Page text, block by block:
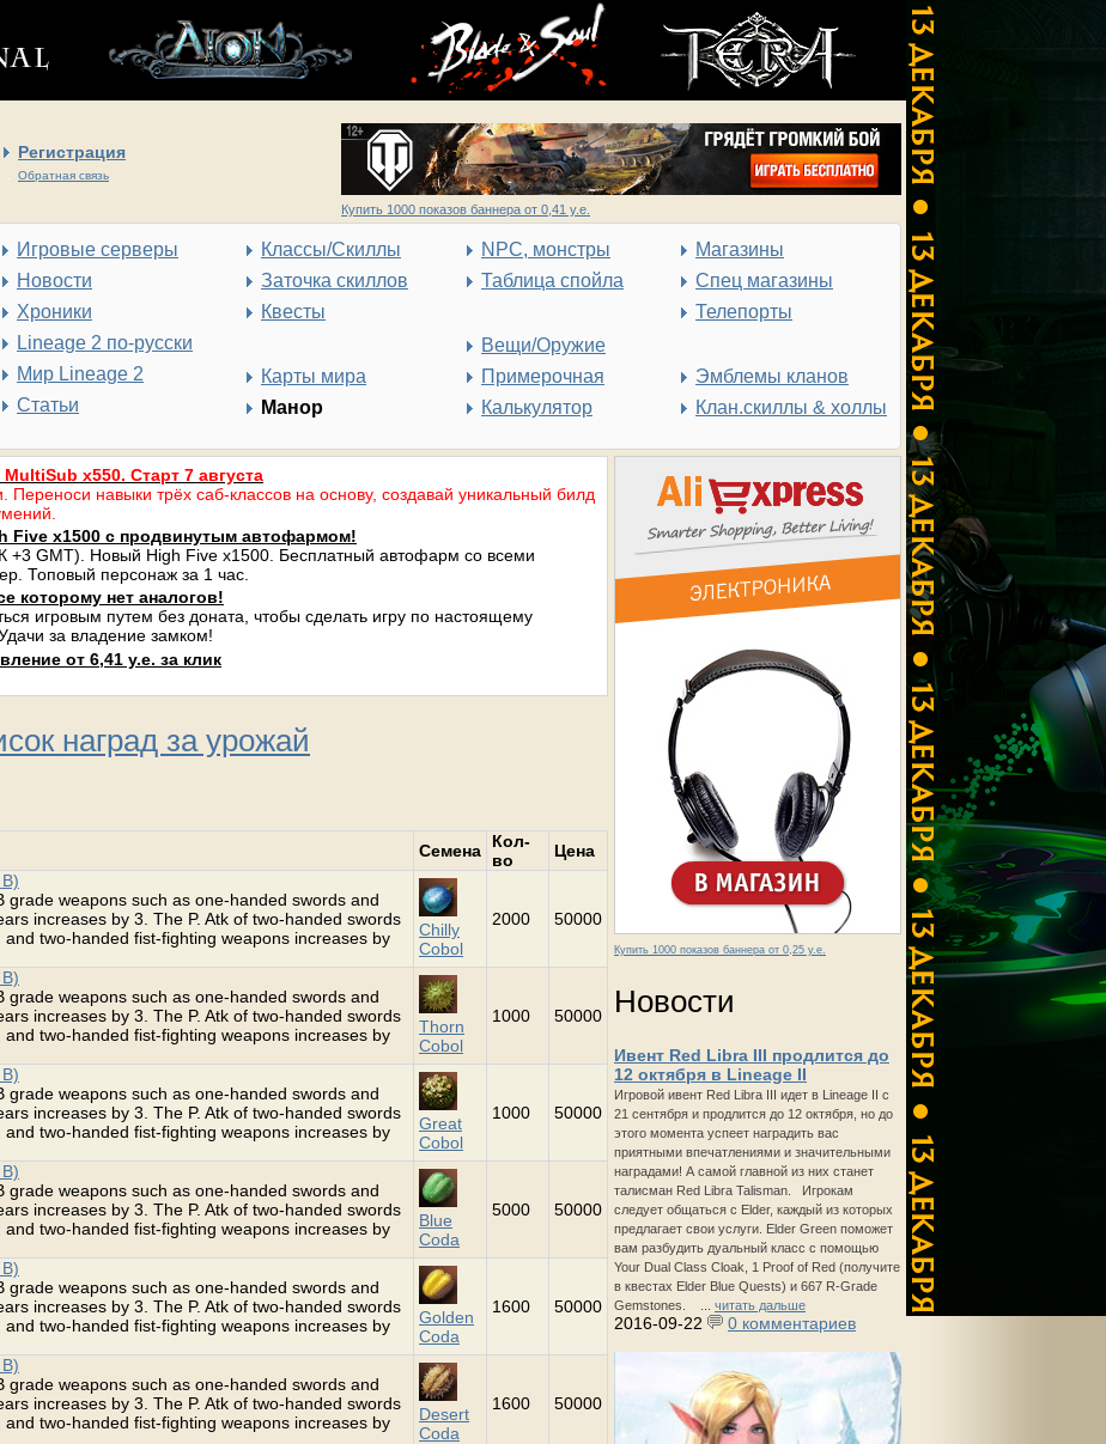
Регистрация
Обратная связь
Купить 1000 показов баннера от 0,41 у.е.
Игровые серверы
Новости
Хроники
Lineage 2 по-русски
Мир Lineage 2
Статьи
Классы/Скиллы
Заточка скиллов
Квесты
Карты мира
Манор
NPC, монстры
Таблица спойла
Вещи/Оружие
Примерочная
Калькулятор
Магазины
Спец магазины
Телепорты
Эмблемы кланов
Клан.скиллы & холлы
Купить 1000 показов баннера от 0,25 у.е.
Новости
Ивент Red Libra III продлится до
12 октября в Lineage II
Игровой ивент Red Libra III идет в Lineage II с
21 сентября и продлится до 12 октября, но до
этого момента успеет наградить вас
приятными впечатлениями и значительными
наградами! А самой главной из них станет
талисман Red Libra Talisman. Игрокам
следует общаться с Elder, каждый из которых
предлагает свои услуги. Elder Green поможет
вам разбудить дуальный класс с помощью
Your Dual Class Cloak, 1 Proof of Red (получите
в квестах Elder Blue Quests) и 667 R-Grade
Gemstones. ... читать дальше
2016-09-22 0 комментариев
x550. Старт 7 августа
навыки трёх саб-классов на основу, создавай уникальный билд
Five x1500 с продвинутым автофармом!
GMT). Новый High Five x1500. Бесплатный автофарм со всеми
Топовый персонаж за 1 час.
которому нет аналогов!
игровым путем без доната, чтобы сделать игру по настоящему
за владение замком!
от 6,41 у.е. за клик
наград за урожай
Семена
Кол-
во
Цена
grade weapons such as one-handed swords and
increases by 3. The P. Atk of two-handed swords
two-handed fist-fighting weapons increases by
Chilly
Cobol
2000 50000
grade weapons such as one-handed swords and
increases by 3. The P. Atk of two-handed swords
two-handed fist-fighting weapons increases by
Thorn
Cobol
1000 50000
grade weapons such as one-handed swords and
increases by 3. The P. Atk of two-handed swords
two-handed fist-fighting weapons increases by
Great
Cobol
1000 50000
grade weapons such as one-handed swords and
increases by 3. The P. Atk of two-handed swords
two-handed fist-fighting weapons increases by
Blue
Coda
5000 50000
grade weapons such as one-handed swords and
increases by 3. The P. Atk of two-handed swords
two-handed fist-fighting weapons increases by
Golden
Coda
1600 50000
grade weapons such as one-handed swords and
increases by 3. The P. Atk of two-handed swords
two-handed fist-fighting weapons increases by
Desert
Coda
1600 50000